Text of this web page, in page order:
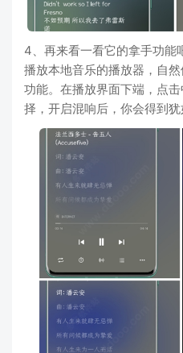
4、再来看一看它的拿手功能
播放本地音乐的播放器，自
功能。在播放界面下端，点
择，开启混响后，你会得到犹